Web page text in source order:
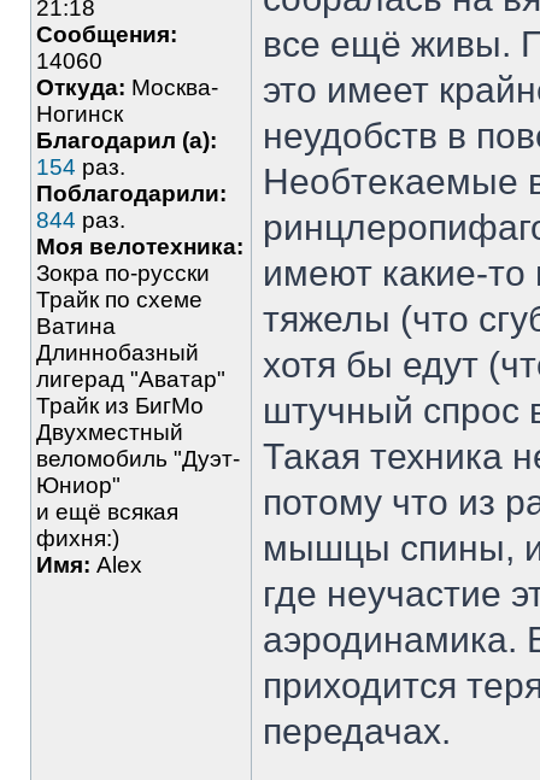
21:18
Сообщения:
14060
Откуда: Москва-
Ногинск
Благодарил (а):
154 раз.
Поблагодарили:
844 раз.
Моя велотехника:
Зокра по-русски
Трайк по схеме
Ватина
Длиннобазный
лигерад "Аватар"
Трайк из БигМо
Двухместный
веломобиль "Дуэт-
Юниор"
и ещё всякая
фихня:)
Имя: Alex
все ещё живы.
это имеет
неудобств в
Необтекаемые
имеют какие-
тяжелы (что
хотя бы едут
штучный спрос
Такая техника
потому что из
мышцы спины,
где неучастие
аэродинамика.
приходится
передачах.